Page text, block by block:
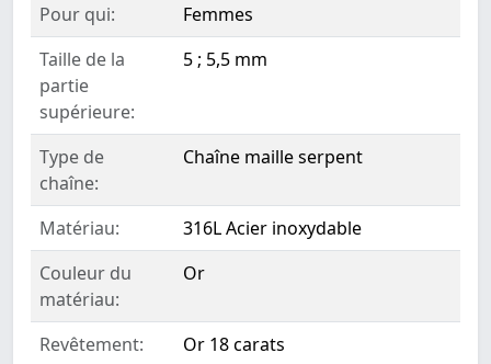
Pour qui:
Femmes
Taille de la
partie
supérieure:
5 ; 5,5 mm
Type de
chaîne:
Chaîne maille serpent
Matériau:
316L Acier inoxydable
Couleur du
matériau:
Or
Revêtement:
Or 18 carats